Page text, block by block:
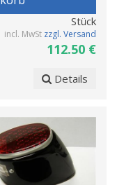
Stück
incl. MwSt zzgl. Versand
112.50 €
Details